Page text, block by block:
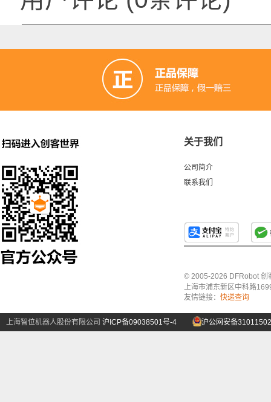
关于我们
公司简介
联系我们
© 2005-2026 DFRobot 创
上海市浦东新区中科路
友情链接： 快递查询
上海智位机器人股份有限公司 沪ICP备09038501号-4 沪公网安备